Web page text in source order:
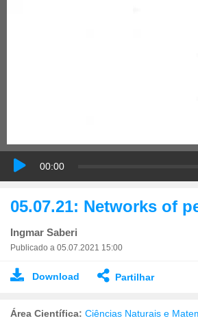
00:00
05.07.21: Networks of
Ingmar Saberi
Publicado a 05.07.2021 15:00
Download Partilhar
Área Científica: Ciências Naturais e